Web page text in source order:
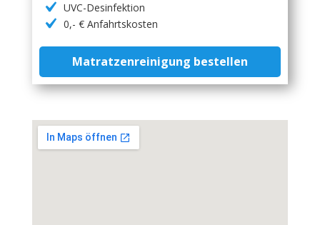
UVC-Desinfektion
0,- € Anfahrtskosten
Matratzenreinigung bestellen